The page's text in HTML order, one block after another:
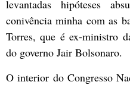
levantadas hipóteses
conivência minha com as
Torres, que é ex-ministro
do governo Jair Bolsonaro.
O interior do Congresso